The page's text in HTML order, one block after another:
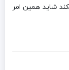
شاید همین امر